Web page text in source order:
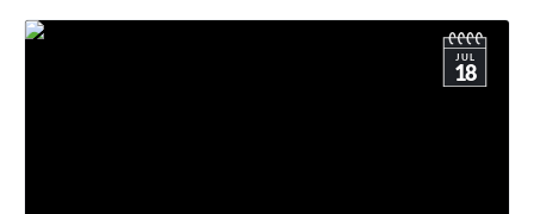
JUL
18